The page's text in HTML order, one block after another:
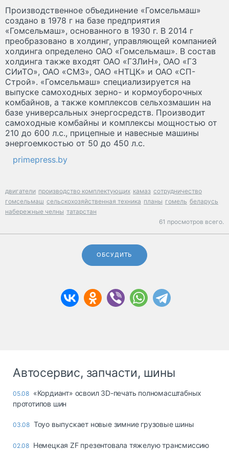
Производственное объединение «Гомсельмаш»
создано в 1978 г на базе предприятия
«Гомсельмаш», основанного в 1930 г. В 2014 г
преобразовано в холдинг, управляющей компанией
холдинга определено ОАО «Гомсельмаш». В состав
холдинга также входят ОАО «ГЗЛиН», ОАО «ГЗ
СИиТО», ОАО «СМЗ», ОАО «НТЦК» и ОАО «СП-
Строй». «Гомсельмаш» специализируется на
выпуске самоходных зерно- и кормоуборочных
комбайнов, а также комплексов сельхозмашин на
базе универсальных энергосредств. Производит
самоходные комбайны и комплексы мощностью от
210 до 600 л.с., прицепные и навесные машины
энергоемкостью от 50 до 450 л.с.
primepress.by
двигатели производство комплектующих камаз сотрудничество
гомсельмаш сельскохозяйственная техника планы гомель беларусь
набережные челны татарстан
61 просмотров всего.
ОБСУДИТЬ
Автосервис, запчасти, шины
05.08 «Кордиант» освоил 3D-печать полномасштабных
прототипов шин
03.08 Toyo выпускает новые зимние грузовые шины
02.08 Немецкая ZF презентовала тяжелую трансмиссию